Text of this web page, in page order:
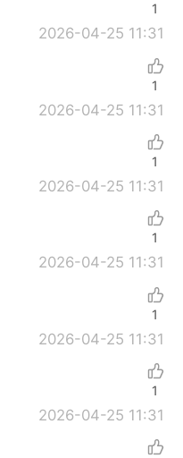
2026-04-25 11:31
1
2026-04-25 11:31
1
2026-04-25 11:31
1
2026-04-25 11:31
1
2026-04-25 11:31
1
2026-04-25 11:31
1